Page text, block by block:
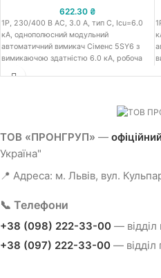
622.30 ₴
1Р, 230/400 В АС, 3.0 A, тип C, Icu=6.0
кА, однополюсний модульний
автоматичний вимикач Сіменс 5SY6 з
вимикаючою здатністю 6.0 кА, робоча
ТОВ «ПРОНГРУП» —
Україна"
📍 Адреса: м. Львів, вул.
📞 Телефони
+38 (098) 222-33-00 —
+38 (097) 222-33-00 —